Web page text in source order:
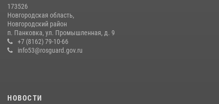
Новгородские росгвардейцы завоевали третье место в Санкт-
Петербурге на окружном этапе ежегодного Всероссийского
конкурса профессионального мастерства среди сотрудников
вневедомственной охраны Росгвардии
173526
Новгородская область,
Новгородский район
п. Панковка, ул. Промышленная, д. 9
+7 (8162) 79-10-66
info53@rosguard.gov.ru
НОВОСТИ